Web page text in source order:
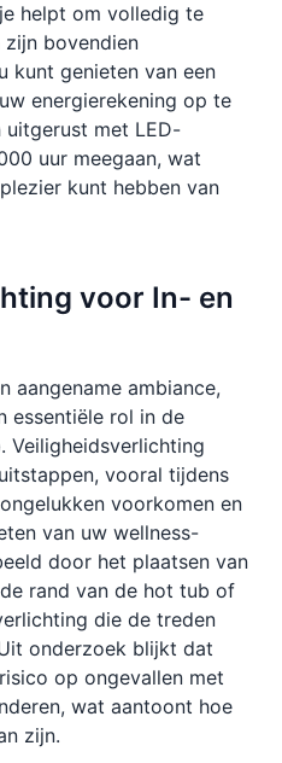
helpt om volledig te
zijn bovendien
kunt genieten van een
energierekening op te
met LED-
uur meegaan, wat
kunt hebben van
voor In- en
aangename ambiance,
essentiële rol in de
Veiligheidsverlichting
vooral tijdens
voorkomen en
van uw wellness-
door het plaatsen van
rand van de hot tub of
die de treden
onderzoek blijkt dat
op ongevallen met
wat aantoont hoe
zijn.